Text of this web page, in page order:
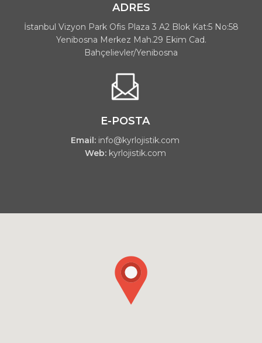
ADRES
İstanbul Vizyon Park Ofis Plaza 3 A2 Blok Kat:5 No:58
Yenibosna Merkez Mah.29 Ekim Cad.
Bahçelievler/Yenibosna
E-POSTA
Email: info@kyrlojistik.com
Web:kyrlojistik.com